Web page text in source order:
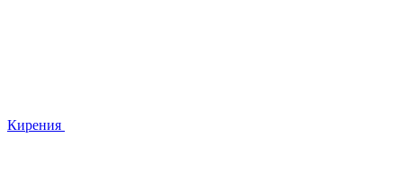
Кирения